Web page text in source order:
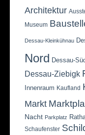
Architektur
Museum
Dessau-Kleinkühnau
Nord Dessau-
Dessau-Ziebigk
Innenraum Kaufland
Markt
Nacht Parkplatz
Schaufenster